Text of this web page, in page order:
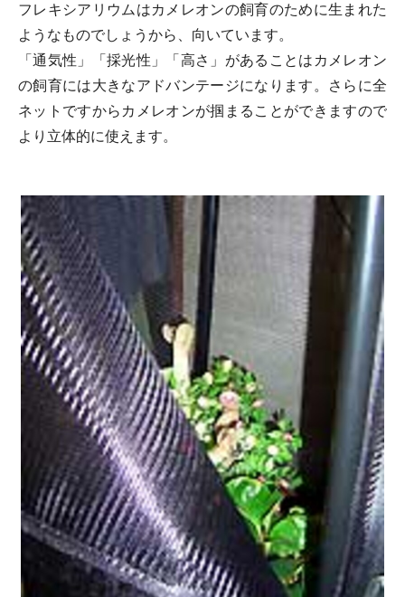
フレキシアリウムはカメレオンの飼育のために生まれた
ようなものでしょうから、向いています。
「通気性」「採光性」「高さ」があることはカメレオン
の飼育には大きなアドバンテージになります。さらに全
ネットですからカメレオンが掴まることができますので
より立体的に使えます。